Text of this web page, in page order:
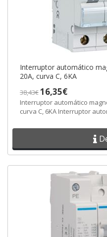
Interruptor automático
20A, curva C, 6KA
38,43€16,35€
Interruptor automático
curva C, 6KA Interruptor